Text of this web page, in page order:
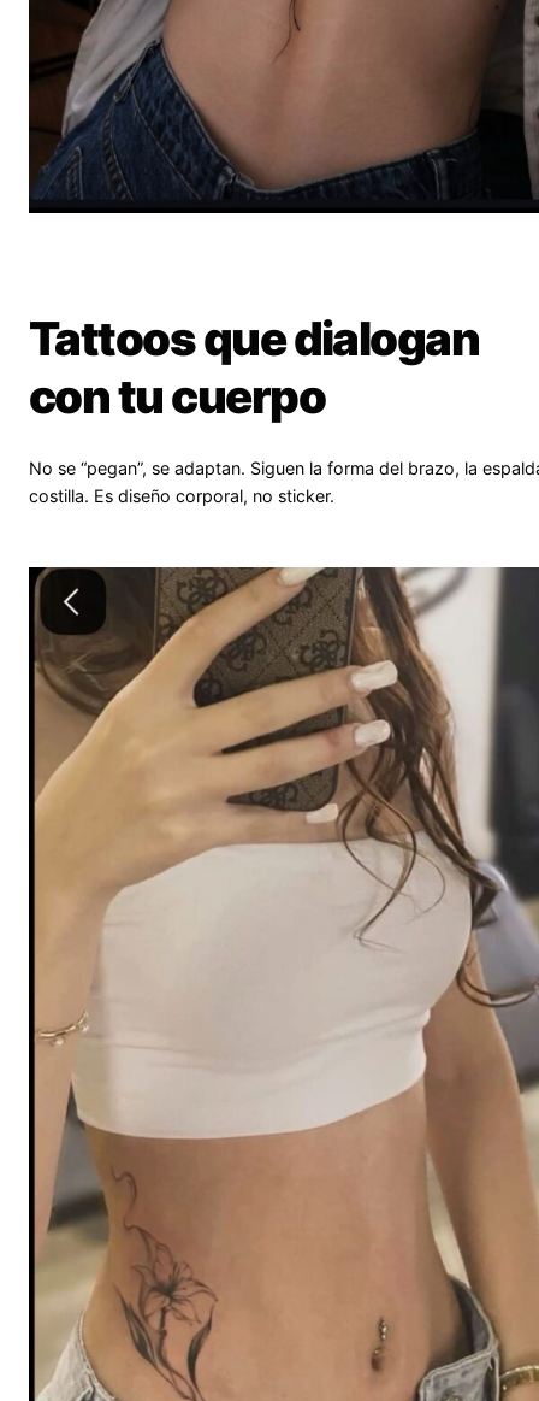
Tattoos que dialogan
con tu cuerpo
No se “pegan”, se adaptan. Siguen la forma del brazo, la
costilla. Es diseño corporal, no sticker.